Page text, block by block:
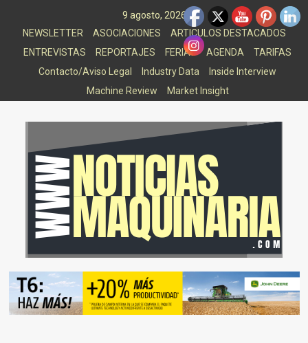
9 agosto, 2026
NEWSLETTER
ASOCIACIONES
ARTICULOS DESTACADOS
ENTREVISTAS
REPORTAJES FERIAS AGENDA
TARIFAS
Contacto/Aviso Legal
Industry Data
Inside Interview
Machine Review
Market Insight